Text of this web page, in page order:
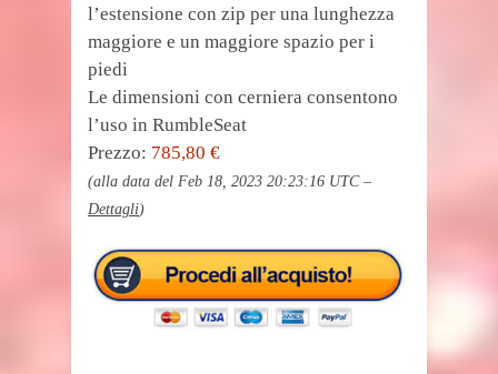
l’estensione con zip per una lunghezza
maggiore e un maggiore spazio per i
piedi
Le dimensioni con cerniera consentono
l’uso in RumbleSeat
Prezzo: 785,80 €
(alla data del Feb 18, 2023 20:23:16 UTC –
Dettagli)